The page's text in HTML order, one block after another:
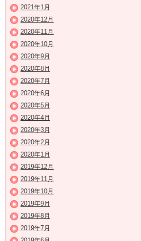
2021年1月
2020年12月
2020年11月
2020年10月
2020年9月
2020年8月
2020年7月
2020年6月
2020年5月
2020年4月
2020年3月
2020年2月
2020年1月
2019年12月
2019年11月
2019年10月
2019年9月
2019年8月
2019年7月